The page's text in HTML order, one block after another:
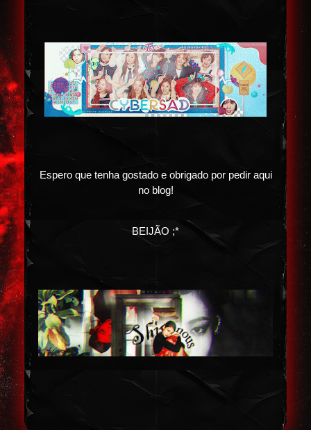
Espero que tenha gostado e obrigado por pedir aqui
no blog!
BEIJÃO ;*